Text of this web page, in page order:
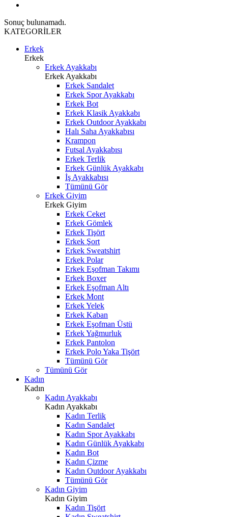
Sonuç bulunamadı.
KATEGORİLER
Erkek
Erkek
Erkek Ayakkabı
Erkek Ayakkabı
Erkek Sandalet
Erkek Spor Ayakkabı
Erkek Bot
Erkek Klasik Ayakkabı
Erkek Outdoor Ayakkabı
Halı Saha Ayakkabısı
Krampon
Futsal Ayakkabısı
Erkek Terlik
Erkek Günlük Ayakkabı
İş Ayakkabısı
Tümünü Gör
Erkek Giyim
Erkek Giyim
Erkek Ceket
Erkek Gömlek
Erkek Tişört
Erkek Şort
Erkek Sweatshirt
Erkek Polar
Erkek Eşofman Takımı
Erkek Boxer
Erkek Eşofman Altı
Erkek Mont
Erkek Yelek
Erkek Kaban
Erkek Eşofman Üstü
Erkek Yağmurluk
Erkek Pantolon
Erkek Polo Yaka Tişört
Tümünü Gör
Tümünü Gör
Kadın
Kadın
Kadın Ayakkabı
Kadın Ayakkabı
Kadın Terlik
Kadın Sandalet
Kadın Spor Ayakkabı
Kadın Günlük Ayakkabı
Kadın Bot
Kadın Çizme
Kadın Outdoor Ayakkabı
Tümünü Gör
Kadın Giyim
Kadın Giyim
Kadın Tişört